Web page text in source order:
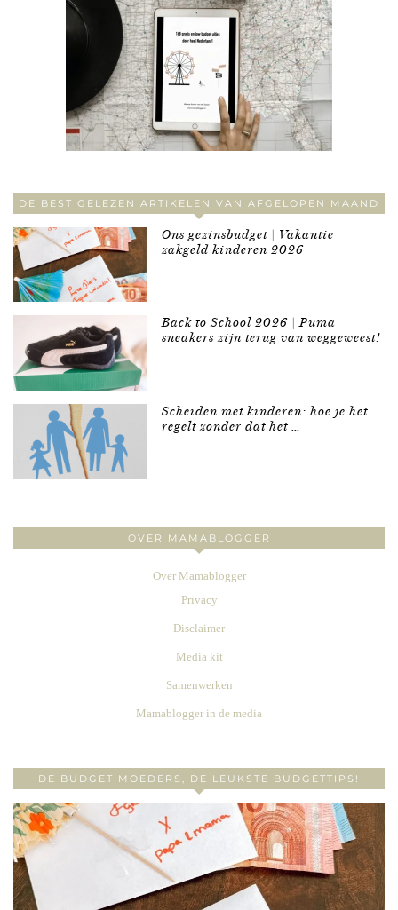
DE BEST GELEZEN ARTIKELEN VAN AFGELOPEN MAAND
Ons gezinsbudget | Vakantie
zakgeld kinderen 2026
Back to School 2026 | Puma
sneakers zijn terug van weggeweest!
Scheiden met kinderen: hoe je het
regelt zonder dat het …
OVER MAMABLOGGER
Over Mamablogger
Privacy
Disclaimer
Media kit
Samenwerken
Mamablogger in de media
DE BUDGET MOEDERS, DE LEUKSTE BUDGETTIPS!